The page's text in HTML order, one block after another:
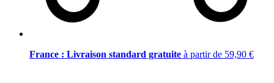
France : Livraison standard gratuite à partir de 59,90 €